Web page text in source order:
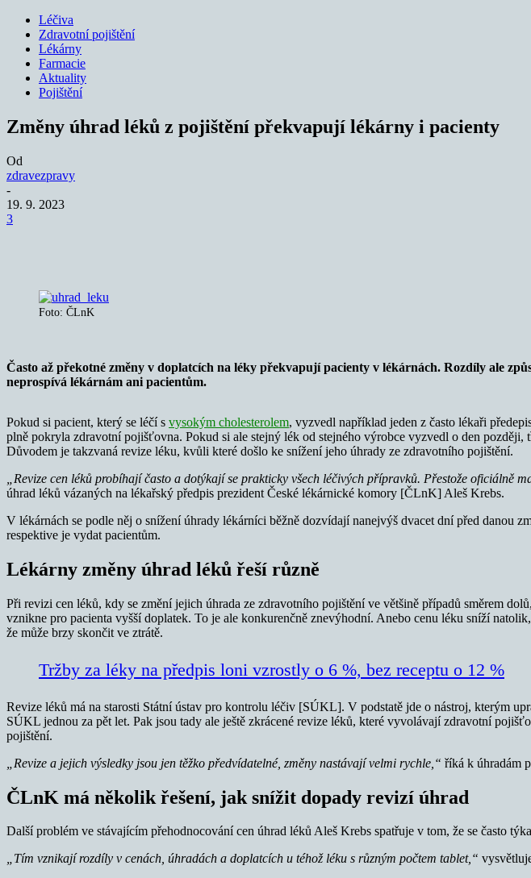
Léčiva
Zdravotní pojištění
Lékárny
Farmacie
Aktuality
Pojištění
Změny úhrad léků z pojištění překvapují lékárny i pacienty
Od
zdravezpravy
-
19. 9. 2023
3
Foto: ČLnK
Často až překotné změny v doplatcích na léky překvapují pacienty v lékárnách. Rozdíly ale
neprospívá lékárnám ani pacientům.
Pokud si pacient, který se léčí s vysokým cholesterolem, vyzvedl například jeden z často lékaři
plně pokryla zdravotní pojišťovna. Pokud si ale stejný lék od stejného výrobce vyzvedl o den
Důvodem je takzvaná revize léku, kvůli které došlo ke snížení jeho úhrady ze zdravotního pojištění.
„Revize cen léků probíhají často a dotýkají se prakticky všech léčivých přípravků. Přestože
úhrad léků vázaných na lékařský předpis prezident České lékárnické komory [ČLnK] Aleš Krebs.
V lékárnách se podle něj o snížení úhrady lékárníci běžně dozvídají nanejvýš dvacet dní před danou
respektive je vydat pacientům.
Lékárny změny úhrad léků řeší různě
Při revizi cen léků, kdy se změní jejich úhrada ze zdravotního pojištění ve většině případů směrem
vznikne pro pacienta vyšší doplatek. To je ale konkurenčně znevýhodní. Anebo cenu léku sníží
že může brzy skončit ve ztrátě.
Tržby za léky na předpis loni vzrostly o 6 %, bez receptu o 12 %
Revize léků má na starosti Státní ústav pro kontrolu léčiv [SÚKL]. V podstatě jde o nástroj, kterým
SÚKL jednou za pět let. Pak jsou tady ale ještě zkrácené revize léků, které vyvolávají zdravotní
pojištění.
„Revize a jejich výsledky jsou jen těžko předvídatelné, změny nastávají velmi rychle,“ říká k úhradám
ČLnK má několik řešení, jak snížit dopady revizí úhrad
Další problém ve stávajícím přehodnocování cen úhrad léků Aleš Krebs spatřuje v tom, že se často
„Tím vznikají rozdíly v cenách, úhradách a doplatcích u téhož léku s různým počtem tablet,“